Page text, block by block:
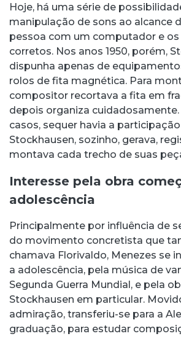
Hoje, há uma série de
manipulação de sons ao alcance
pessoa com um computador e
corretos. Nos anos 1950, porém,
dispunha apenas de
rolos de fita magnética. Para
compositor recortava a fita em
depois organiza
casos, sequer havia a
Stockhausen, sozinho, gerava,
montava cada trecho de suas
Interesse pela obra
adolescência
Principalmente por influência de
do movimento concretista que
chamava Florivaldo, Menezes se
a adolescência, pela música de
Segunda Guerra Mundial, e pela
Stockhausen em particular.
admiração, transferiu-se para a
graduação, para estudar